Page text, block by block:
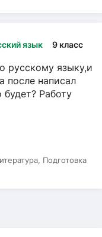
язык 9 класс
русскому языку,и
после написал
Работу
Подготовка